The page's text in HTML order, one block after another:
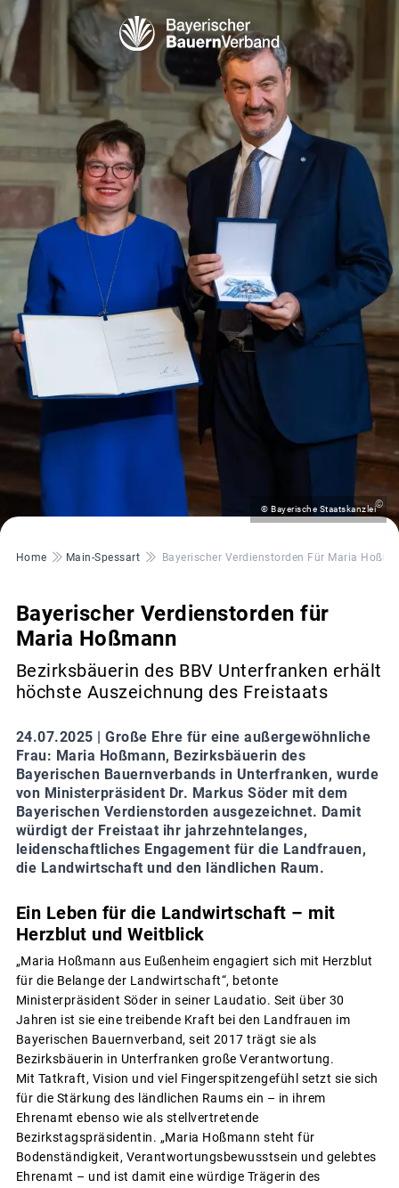
© Bayerische Staatskanzlei©
Pfadnavigation
Home Main-Spessart Bayerischer Verdienstorden Für Maria
Bayerischer Verdienstorden für
Maria Hoßmann
Bezirksbäuerin des BBV Unterfranken erhält
höchste Auszeichnung des Freistaats
24.07.2025 | Große Ehre für eine außergewöhnliche
Frau: Maria Hoßmann, Bezirksbäuerin des
Bayerischen Bauernverbands in Unterfranken, wurde
von Ministerpräsident Dr. Markus Söder mit dem
Bayerischen Verdienstorden ausgezeichnet. Damit
würdigt der Freistaat ihr jahrzehntelanges,
leidenschaftliches Engagement für die Landfrauen,
die Landwirtschaft und den ländlichen Raum.
Ein Leben für die Landwirtschaft – mit
Herzblut und Weitblick
„Maria Hoßmann aus Eußenheim engagiert sich mit Herzblut
für die Belange der Landwirtschaft“, betonte
Ministerpräsident Söder in seiner Laudatio. Seit über 30
Jahren ist sie eine treibende Kraft bei den Landfrauen im
Bayerischen Bauernverband, seit 2017 trägt sie als
Bezirksbäuerin in Unterfranken große Verantwortung.
Mit Tatkraft, Vision und viel Fingerspitzengefühl setzt sie sich
für die Stärkung des ländlichen Raums ein – in ihrem
Ehrenamt ebenso wie als stellvertretende
Bezirkstagspräsidentin. „Maria Hoßmann steht für
Bodenständigkeit, Verantwortungsbewusstsein und gelebtes
Ehrenamt – und ist damit eine würdige Trägerin des